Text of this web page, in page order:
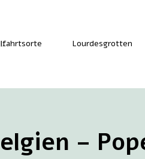
Lourdesgrotten
–